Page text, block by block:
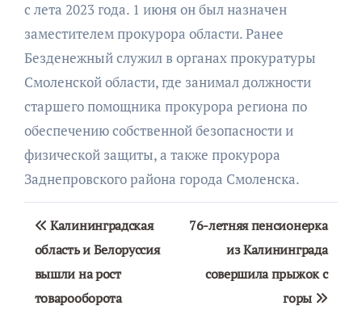
с лета 2023 года. 1 июня он был назначен
заместителем прокурора области. Ранее
Безденежный служил в органах прокуратуры
Смоленской области, где занимал должности
старшего помощника прокурора региона по
обеспечению собственной безопасности и
физической защиты, а также прокурора
Заднепровского района города Смоленска.
Навигация
по
записям
Калининградская
область и Белоруссия
вышли на рост
товарооборота
76-летняя пенсионерка
из Калининграда
совершила прыжок с
горы